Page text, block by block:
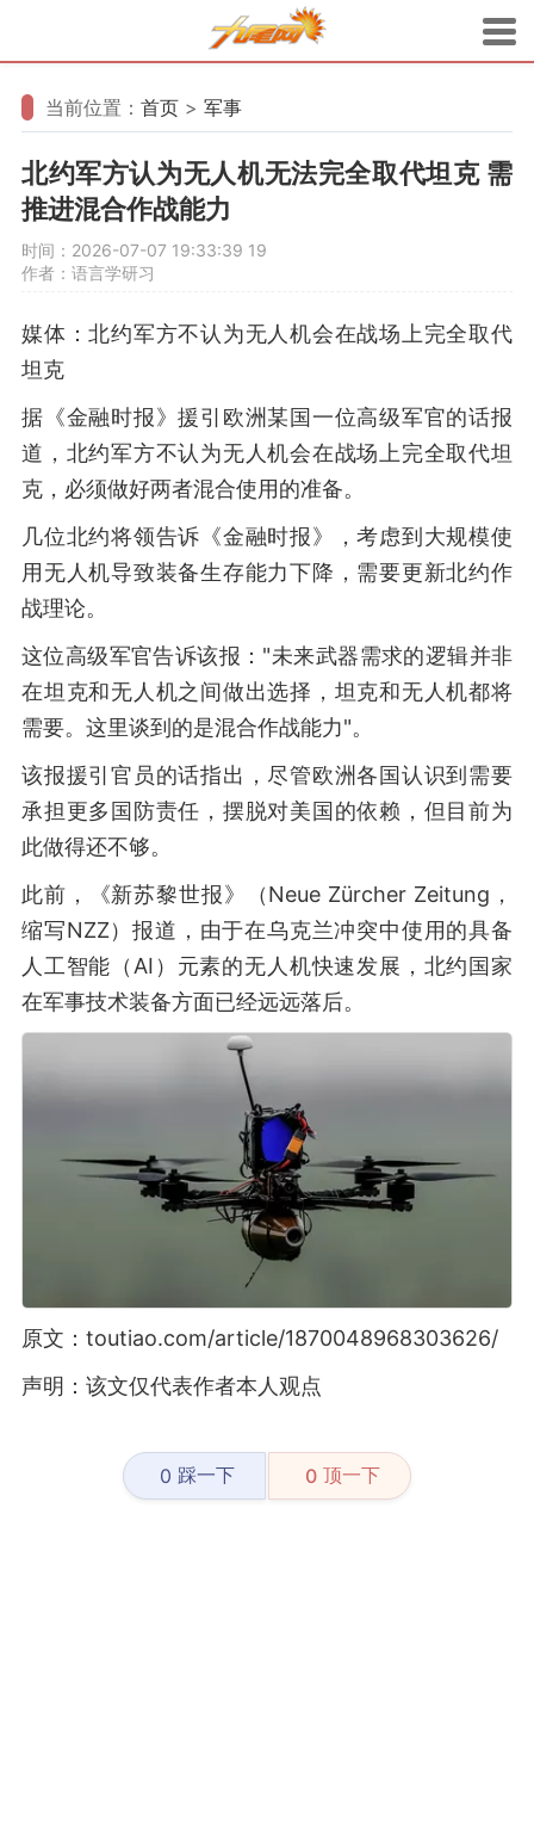
当前位置： 首页 > 军事
北约军方认为无人机无法完全取代坦克 需
推进混合作战能力
时间：2026-07-07 19:33:39 19
作者：语言学研习
媒体：北约军方不认为无人机会在战场上完全取代
坦克
据《金融时报》援引欧洲某国一位高级军官的话报
道，北约军方不认为无人机会在战场上完全取代坦
克，必须做好两者混合使用的准备。
几位北约将领告诉《金融时报》，考虑到大规模使
用无人机导致装备生存能力下降，需要更新北约作
战理论。
这位高级军官告诉该报："未来武器需求的逻辑并非
在坦克和无人机之间做出选择，坦克和无人机都将
需要。这里谈到的是混合作战能力"。
该报援引官员的话指出，尽管欧洲各国认识到需要
承担更多国防责任，摆脱对美国的依赖，但目前为
此做得还不够。
此前，《新苏黎世报》（Neue Zürcher Zeitung，
缩写NZZ）报道，由于在乌克兰冲突中使用的具备
人工智能（AI）元素的无人机快速发展，北约国家
在军事技术装备方面已经远远落后。
原文：toutiao.com/article/1870048968303626/
声明：该文仅代表作者本人观点
0 踩一下 0 顶一下